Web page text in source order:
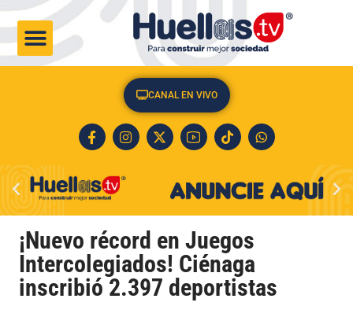
CANAL EN VIVO
¡Nuevo récord en Juegos
Intercolegiados! Ciénaga
inscribió 2.397 deportistas